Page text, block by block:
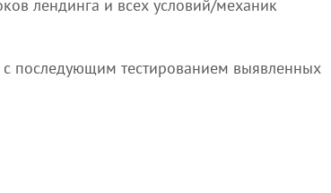
лендинга и всех условий/механик
с последующим тестированием выявленных